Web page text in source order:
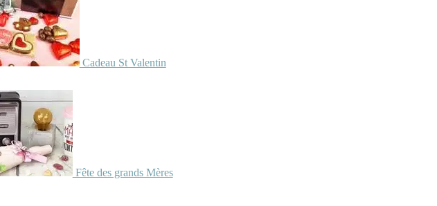
Cadeau St Valentin
Fête des grands Mères